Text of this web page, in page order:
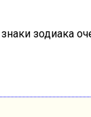
зодиака